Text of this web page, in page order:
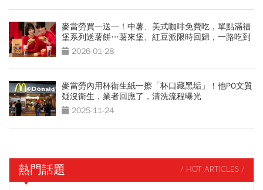
麥當勞買一送一！中薯、美式咖啡免費吃，單點滿福
堡系列送薯餅…薯來堡、紅豆派限時回歸，一路吃到
年後2026-01-28
麥當勞內用杯衛生紙一擦「杯口藏黑垢」！他PO文質
疑沒衛生，業者回應了，清洗流程曝光
2025-11-24
熱門話題 / HOT ARTICLES /